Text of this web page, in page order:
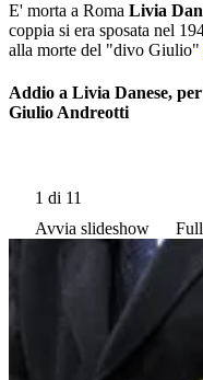
E' morta a Roma Livia
coppia si era sposata nel
alla morte del "divo Giulio"
Addio a Livia Danese,
Giulio Andreotti
1 di 11
Avvia slideshow